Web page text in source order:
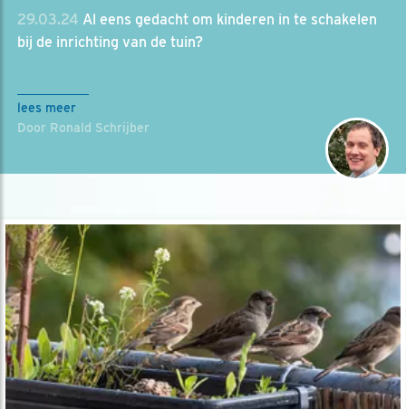
29.03.24 Al eens gedacht om kinderen in te schakelen
bij de inrichting van de tuin?
lees meer
Door Ronald Schrijber